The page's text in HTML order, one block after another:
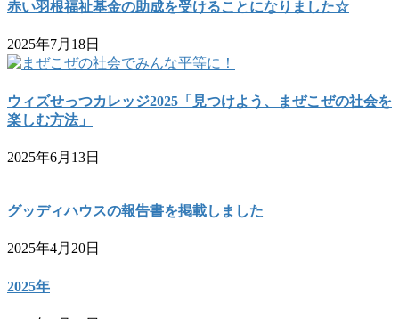
赤い羽根福祉基金の助成を受けることになりました☆
2025年7月18日
ウィズせっつカレッジ2025「見つけよう、まぜこぜの社会を
楽しむ方法」
2025年6月13日
グッディハウスの報告書を掲載しました
2025年4月20日
2025年